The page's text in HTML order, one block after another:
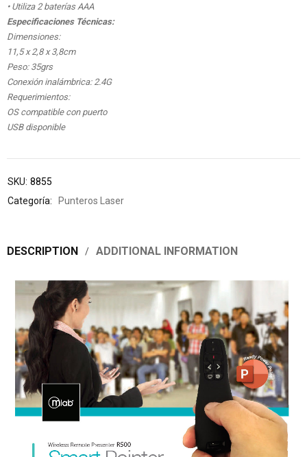
• Utiliza 2 baterías AAA
Especificaciones Técnicas:
Dimensiones:
11,5 x 2,8 x 3,8cm
Peso: 35grs
Conexión inalámbrica: 2.4G
Requerimientos:
OS compatible con puerto
USB disponible
SKU: 8855
Categoría:
Punteros Laser
DESCRIPTION ADDITIONAL INFORMATION